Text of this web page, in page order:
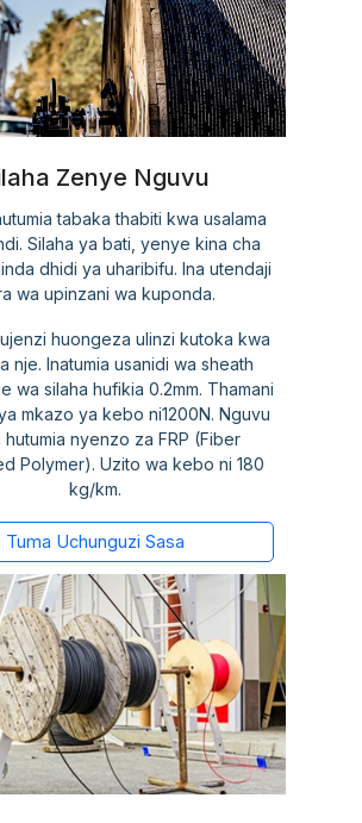
Zenye Nguvu
tabaka thabiti kwa usalama
Silaha ya bati, yenye kina cha
dhidi ya uharibifu. Ina utendaji
wa upinzani wa kuponda.
huongeza ulinzi kutoka kwa
nje. Inatumia usanidi wa sheath
wa silaha hufikia 0.2mm. Thamani
mkazo ya kebo ni1200N. Nguvu
hutumia nyenzo za FRP (Fiber
Polymer). Uzito wa kebo ni 180
kg/km.
Tuma Uchunguzi Sasa